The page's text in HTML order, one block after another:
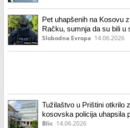
Pet uhapšenih na Kosovu
Račku, sumnja da su bili u
Srbije
Slobodna Evropa 14.06.2026
Tužilaštvo u Prištini otkrilo
kosovska policija uhapsila
Gnjilana (video)
Blic 14.06.2026